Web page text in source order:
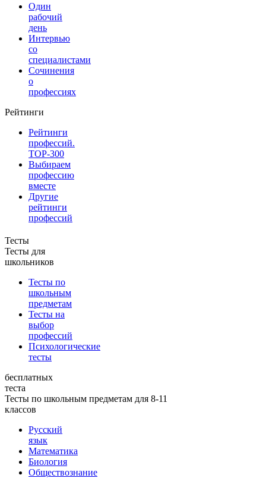
Один
рабочий
день
Интервью
со
специалистами
Сочинения
о
профессиях
Рейтинги
Рейтинги
профессий.
TOP-300
Выбираем
профессию
вместе
Другие
рейтинги
профессий
Тесты
Тесты для
школьников
Тесты по
школьным
предметам
Тесты на
выбор
профессий
Психологические
тесты
бесплатных
теста
Тесты по школьным предметам для 8-11
классов
Русский
язык
Математика
Биология
Обществознание